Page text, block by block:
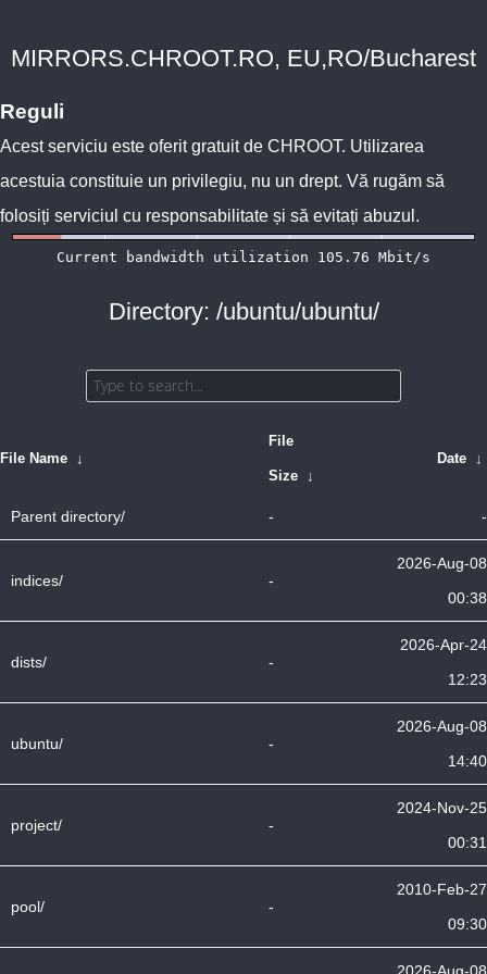
MIRRORS.CHROOT.RO, EU,RO/Bucharest
Reguli
Acest serviciu este oferit gratuit de CHROOT. Utilizarea
acestuia constituie un privilegiu, nu un drept. Vă rugăm să
folosiți serviciul cu responsabilitate și să evitați abuzul.
Directory: /ubuntu/ubuntu/
File Name ↓
File
Size ↓
Date ↓
Parent directory/ - -
indices/ -
2026-Aug-08
00:38
dists/ -
2026-Apr-24
12:23
ubuntu/ -
2026-Aug-08
14:40
project/ -
2024-Nov-25
00:31
pool/ -
2010-Feb-27
09:30